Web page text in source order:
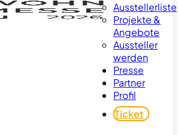
Ausstellerliste
Projekte &
Angebote
Aussteller
werden
Presse
Partner
Profil
Ticket